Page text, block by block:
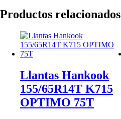
Productos relacionados
Llantas Hankook
155/65R14T K715
OPTIMO 75T